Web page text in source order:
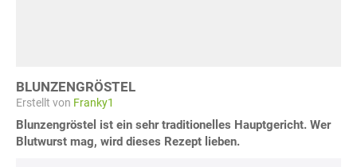
BLUNZENGRÖSTEL
Erstellt von Franky1
Blunzengröstel ist ein sehr traditionelles Hauptgericht. Wer
Blutwurst mag, wird dieses Rezept lieben.